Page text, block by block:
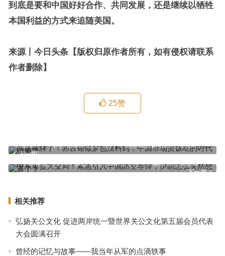
到底是要和中国好好合作、共同发展，还是继续以牺牲
本国利益的方式来追随美国。
来源丨今日头条【版权归原作者所有，如有侵权请联系
作者删除】
25赞
上一篇
彻底摊牌了！郭台铭做梦也没料到，中国市场赏饭吃的时代结束了
下一篇
中东军贸大变局！紧急引入中国防空导弹，伊朗怎么突然想通了？
相关推荐
弘扬关公文化 促进两岸统一暨世界关公文化第五届会员代表
大会圆满召开
曾经的记忆与故事——我当年从军的点滴轶事